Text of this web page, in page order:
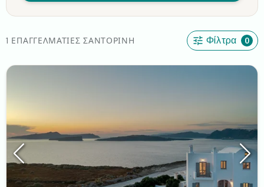
1 ΕΠΑΓΓΕΛΜΑΤΊΕΣ ΣΑΝΤΟΡΊΝΗ Φίλτρα 0